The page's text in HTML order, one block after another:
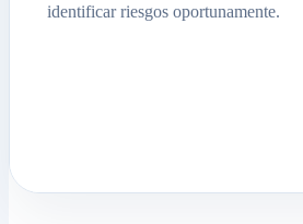
identificar riesgos oportunamente.